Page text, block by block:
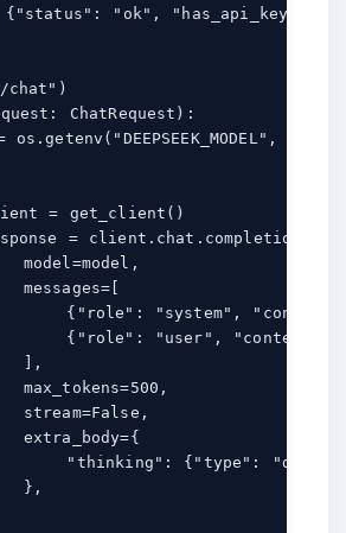
"ok", "has_api_key":
chat")
ChatRequest):
os.getenv("DEEPSEEK_MODEL",
= get_client()
=
model=model,
messages=[
{"role": "system",
{"role": "user", "content":
],
max_tokens=500,
stream=False,
extra_body={
"thinking": {"type":
},